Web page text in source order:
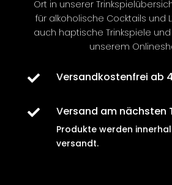
Ort in unserer
für alkoholische Cocktails und
auch haptische Trinkspiele
unserem
 Versandkostenfrei ab
 Versand am nächsten
Produkte werden
versandt.